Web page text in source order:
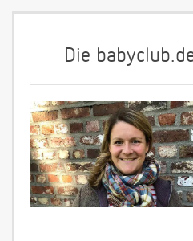
Die